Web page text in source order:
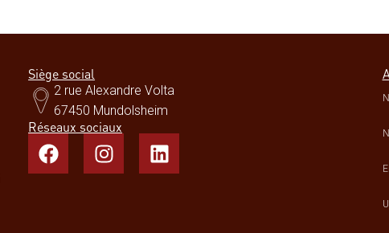
Siège social
2 rue Alexandre Volta
67450 Mundolsheim
Réseaux sociaux